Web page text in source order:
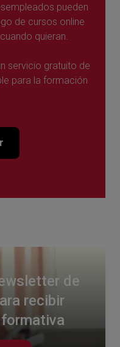
pueden
de cursos online
quieran.
servicio gratuito de
para la formación
de
recibir